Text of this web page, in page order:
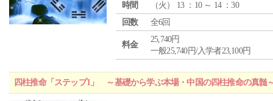
時間
（火 ） 13 ：10 ～ 14 ：30
回数
全6回
料金
25,740円
一般25,740円/入学者23,100円
四柱推命「ステップ1」 ～基礎から学ぶ本場・中国の四柱推命の真髄